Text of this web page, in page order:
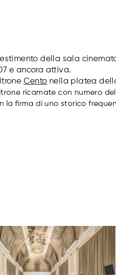
della sala
e ancora attiva.
Cento nella platea
ricamate con numero
la firma di uno storico